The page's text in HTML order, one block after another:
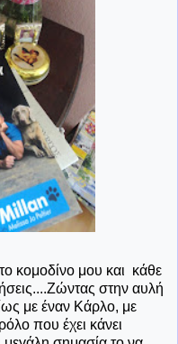
κομοδίνο μου και κάθε
στην αυλή
με έναν Κάρλο, με
που έχει κάνει